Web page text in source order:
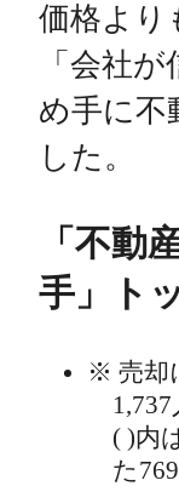
価格より
「会社
め手に不
した。
「不動
手」ト
売却
( )内
た